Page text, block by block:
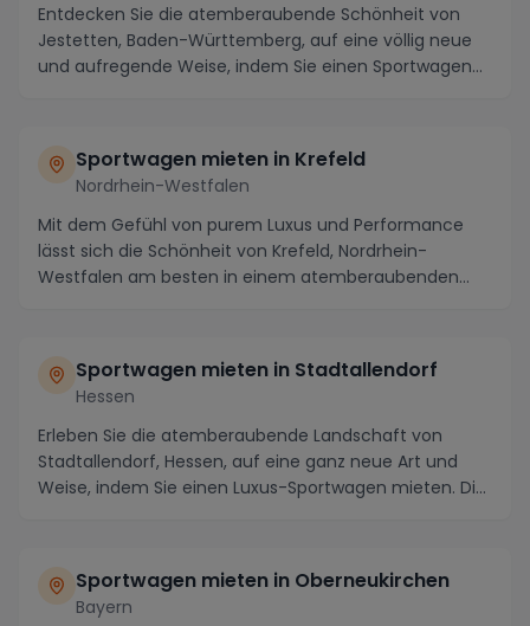
Entdecken Sie die atemberaubende Schönheit von
Jestetten, Baden-Württemberg, auf eine völlig neue
und aufregende Weise, indem Sie einen Sportwagen
Sportwagen mieten in Krefeld
Nordrhein-Westfalen
Mit dem Gefühl von purem Luxus und Performance
lässt sich die Schönheit von Krefeld, Nordrhein-
Westfalen am besten in einem atemberaubenden
Sportwagen mieten in Stadtallendorf
Hessen
Erleben Sie die atemberaubende Landschaft von
Stadtallendorf, Hessen, auf eine ganz neue Art und
Weise, indem Sie einen Luxus-Sportwagen mieten. Die
Sportwagen mieten in Oberneukirchen
Bayern